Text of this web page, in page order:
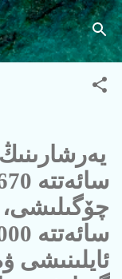
يەرشارىنىڭ
چۆگىلىشى،